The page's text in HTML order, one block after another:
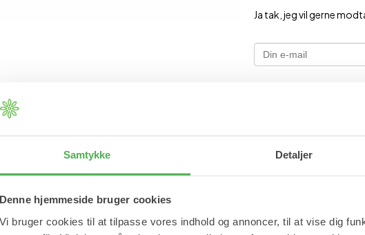
Samtykke Detaljer
Denne hjemmeside bruger cookies
Vi bruger cookies til at tilpasse vores indhold og annoncer, til at vise dig
Ja tak, jeg vil gerne
kategori